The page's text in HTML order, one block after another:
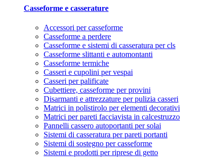
Casseforme e casserature
Accessori per casseforme
Casseforme a perdere
Casseforme e sistemi di casseratura per cls
Casseforme slittanti e automontanti
Casseforme termiche
Casseri e cupolini per vespai
Casseri per palificate
Cubettiere, casseforme per provini
Disarmanti e attrezzature per pulizia casseri
Matrici in polistirolo per elementi decorativi
Matrici per pareti facciavista in calcestruzzo
Pannelli cassero autoportanti per solai
Sistemi di casseratura per pareti portanti
Sistemi di sostegno per casseforme
Sistemi e prodotti per riprese di getto